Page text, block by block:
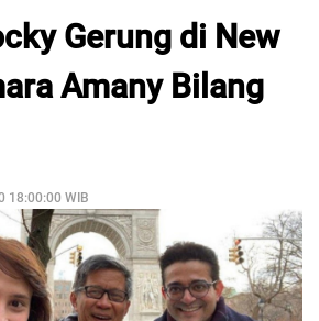
Gerung di New
Amany Bilang
18:00:00 WIB